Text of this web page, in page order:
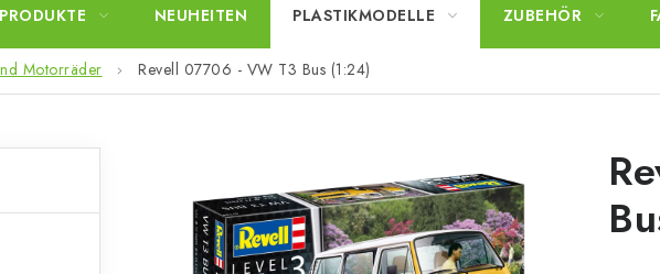
NEUHEITEN PLASTIKMODELLE ZUBEHÖR
Motorräder Revell 07706 - VW T3 Bus (1:24)